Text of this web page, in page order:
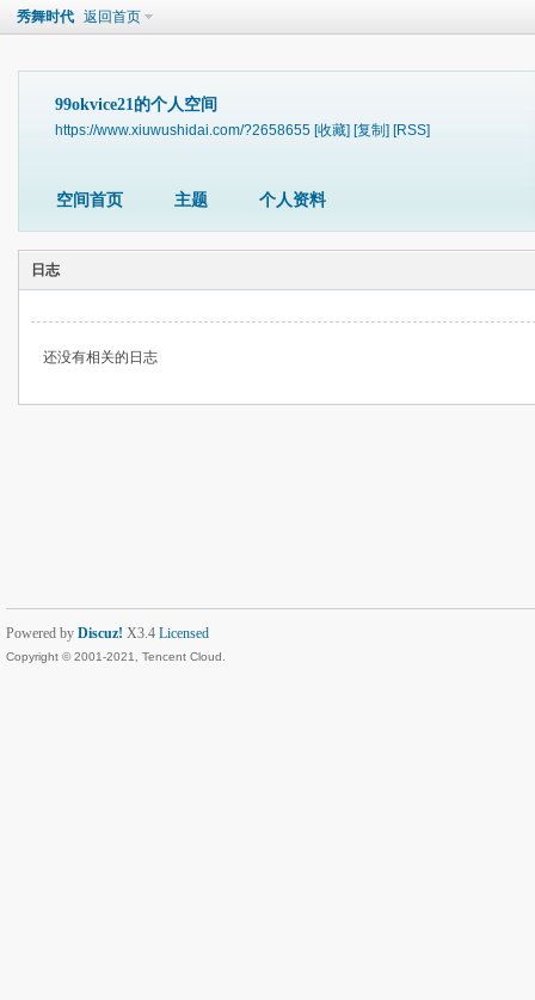
秀舞时代 返回首页
99okvice21的个人空间
https://www.xiuwushidai.com/?2658655 [收藏] [复制] [RSS]
空间首页 主题 个人资料
日志
还没有相关的日志
Powered by Discuz! X3.4 Licensed
Copyright © 2001-2021, Tencent Cloud.